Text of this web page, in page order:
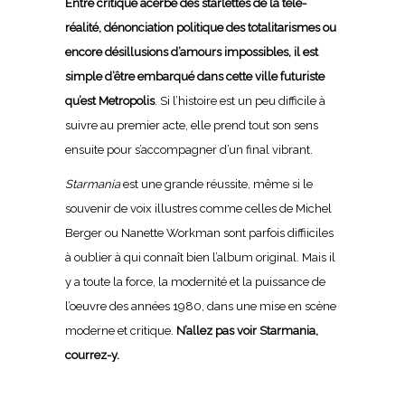
Entre critique acerbe des starlettes de la télé-
réalité, dénonciation politique des totalitarismes ou
encore désillusions d’amours impossibles, il est
simple d’être embarqué dans cette ville futuriste
qu’est Metropolis. Si l’histoire est un peu difficile à
suivre au premier acte, elle prend tout son sens
ensuite pour s’accompagner d’un final vibrant.
Starmaniaest une grande réussite, même si le
souvenir de voix illustres comme celles de Michel
Berger ou Nanette Workman sont parfois diffiiciles
à oublier à qui connaît bien l’album original. Mais il
y a toute la force, la modernité et la puissance de
l’oeuvre des années 1980, dans une mise en scène
moderne et critique. N’allez pas voir Starmania,
courrez-y.